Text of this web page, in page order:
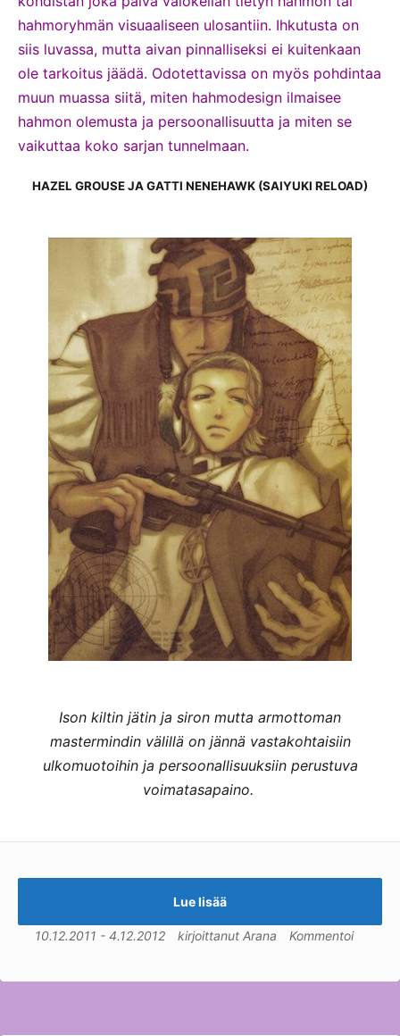
hahmoryhmän visuaaliseen ulosantiin. Ihkutusta on
siis luvassa, mutta aivan pinnalliseksi ei kuitenkaan
ole tarkoitus jäädä. Odotettavissa on myös pohdintaa
muun muassa siitä, miten hahmodesign ilmaisee
hahmon olemusta ja persoonallisuutta ja miten se
vaikuttaa koko sarjan tunnelmaan.
HAZEL GROUSE JA GATTI NENEHAWK (SAIYUKI RELOAD)
Ison kiltin jätin ja siron mutta armottoman
mastermindin välillä on jännä vastakohtaisiin
ulkomuotoihin ja persoonallisuuksiin perustuva
voimatasapaino.
Lue lisää
10.12.2011 - 4.12.2012 kirjoittanut Arana Kommentoi